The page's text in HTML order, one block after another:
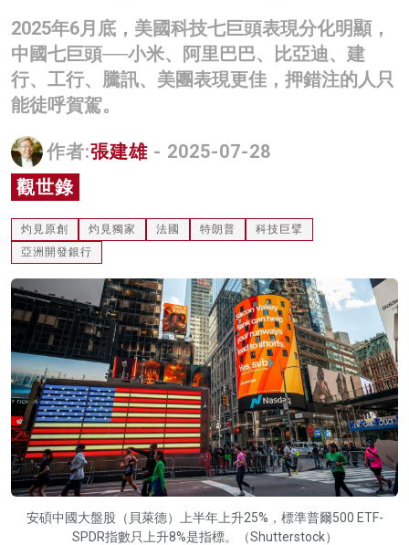
商業
科技
名家榜
灼見活動
關於我們
2025年6月底，美國科技七巨頭表現分化明顯，
中國七巨頭──小米、阿里巴巴、比亞迪、建
行、工行、騰訊、美團表現更佳，押錯注的人只
能徒呼賀駕。
作者:張建雄 - 2025-07-28
觀世錄
灼見原創 灼見獨家 法國 特朗普
科技巨擘
亞洲開發銀行
安碩中國大盤股（貝萊德）上半年上升25%，標準普爾500 ETF-
SPDR指數只上升8%是指標。（Shutterstock）